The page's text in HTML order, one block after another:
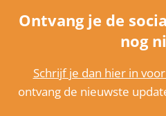
Ontvang je de
nog
Schrijf je dan hier in
ontvang de nieuwste